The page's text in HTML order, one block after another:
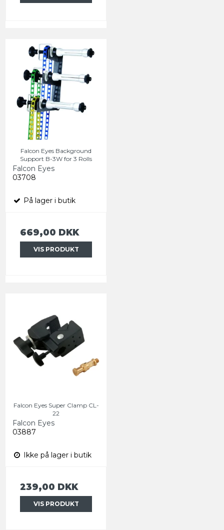
Falcon Eyes Background
Support B-3W for 3 Rolls
Falcon Eyes
03708
På lager i butik
669,00 DKK
VIS PRODUKT
Falcon Eyes Super Clamp CL-
22
Falcon Eyes
03887
Ikke på lager i butik
239,00 DKK
VIS PRODUKT